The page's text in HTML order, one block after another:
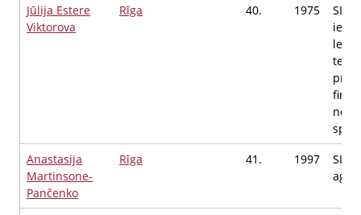
Jūlija Estere
Viktorova
Rīga 40. 1975
SIA
Anastasija
Martinsone-
Pančenko
Rīga 41. 1997
SIA